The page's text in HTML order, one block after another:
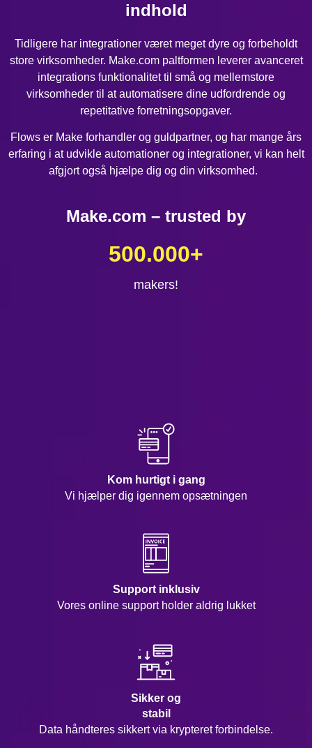
indhold
Tidligere har integrationer været meget dyre og forbeholdt
store virksomheder. Make.com paltformen leverer avanceret
integrations funktionalitet til små og mellemstore
virksomheder til at automatisere dine udfordrende og
repetitative forretningsopgaver.
Flows er Make forhandler og guldpartner, og har mange års
erfaring i at udvikle automationer og integrationer, vi kan helt
afgjort også hjælpe dig og din virksomhed.
Make.com – trusted by
makers!
500.000+
Kom hurtigt i gang
Vi hjælper dig igennem opsætningen
Support inklusiv
Vores online support holder aldrig lukket
Sikker og
stabil
Data håndteres sikkert via krypteret forbindelse.